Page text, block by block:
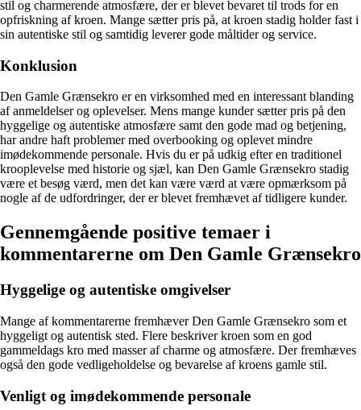
stil og charmerende atmosfære, der er blevet bevaret til trods for en
opfriskning af kroen. Mange sætter pris på, at kroen stadig holder fast i
sin autentiske stil og samtidig leverer gode måltider og service.
Konklusion
Den Gamle Grænsekro er en virksomhed med en interessant blanding
af anmeldelser og oplevelser. Mens mange kunder sætter pris på den
hyggelige og autentiske atmosfære samt den gode mad og betjening,
har andre haft problemer med overbooking og oplevet mindre
imødekommende personale. Hvis du er på udkig efter en traditionel
krooplevelse med historie og sjæl, kan Den Gamle Grænsekro stadig
være et besøg værd, men det kan være værd at være opmærksom på
nogle af de udfordringer, der er blevet fremhævet af tidligere kunder.
Gennemgående positive temaer i
kommentarerne om Den Gamle Grænsekro
Hyggelige og autentiske omgivelser
Mange af kommentarerne fremhæver Den Gamle Grænsekro som et
hyggeligt og autentisk sted. Flere beskriver kroen som en god
gammeldags kro med masser af charme og atmosfære. Der fremhæves
også den gode vedligeholdelse og bevarelse af kroens gamle stil.
Venligt og imødekommende personale